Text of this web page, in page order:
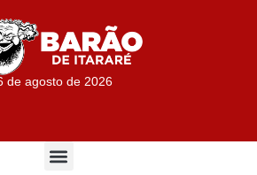
de agosto de 2026